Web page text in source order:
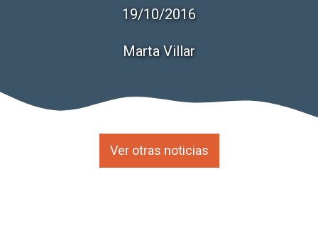
19/10/2016
Marta Villar
Ver otras noticias